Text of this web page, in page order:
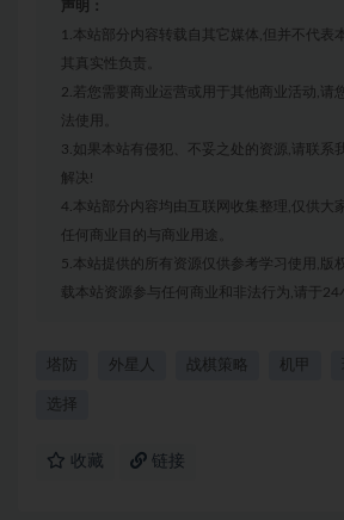
声明：
1.本站部分内容转载自其它媒体,但并不代表
其真实性负责。
2.若您需要商业运营或用于其他商业活动,请
法使用。
3.如果本站有侵犯、不妥之处的资源,请联系
解决!
4.本站部分内容均由互联网收集整理,仅供大
任何商业目的与商业用途。
5.本站提供的所有资源仅供参考学习使用,版
载本站资源参与任何商业和非法行为,请于24
塔防 外星人 战棋策略 机甲
选择
收藏 链接